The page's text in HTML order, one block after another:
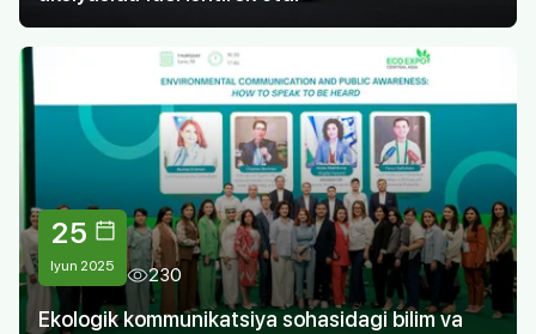
25
Iyun 2025 230
Ekologik kommunikatsiya sohasidagi bilim va